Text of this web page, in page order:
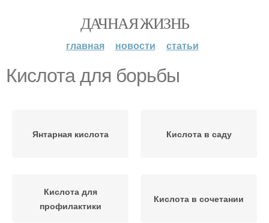
ДАЧНАЯ ЖИЗНЬ
главная новости статьи
Кислота для борьбы
Янтарная кислота Кислота в саду
Кислота для
профилактики
Кислота в сочетании